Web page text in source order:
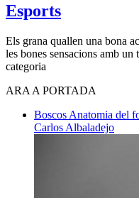
Esports
Els grana quallen una bona
les bones sensacions amb
categoria
ARA A PORTADA
Boscos Anatomia del
Carlos Albaladejo